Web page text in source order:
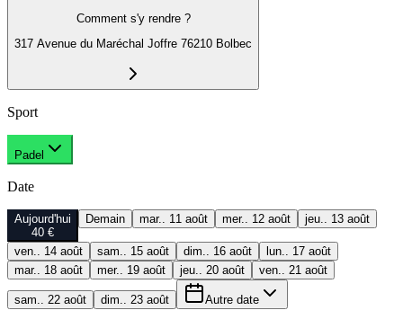
Comment s'y rendre ?
317 Avenue du Maréchal Joffre 76210 Bolbec
Sport
Padel
Date
Aujourd'hui
40 €
Demain mar.. 11 août mer.. 12 août jeu.. 13 août
ven.. 14 août sam.. 15 août dim.. 16 août
lun.. 17 août
mar.. 18 août
mer.. 19 août jeu.. 20 août ven.. 21 août
sam.. 22 août dim.. 23 août Autre date